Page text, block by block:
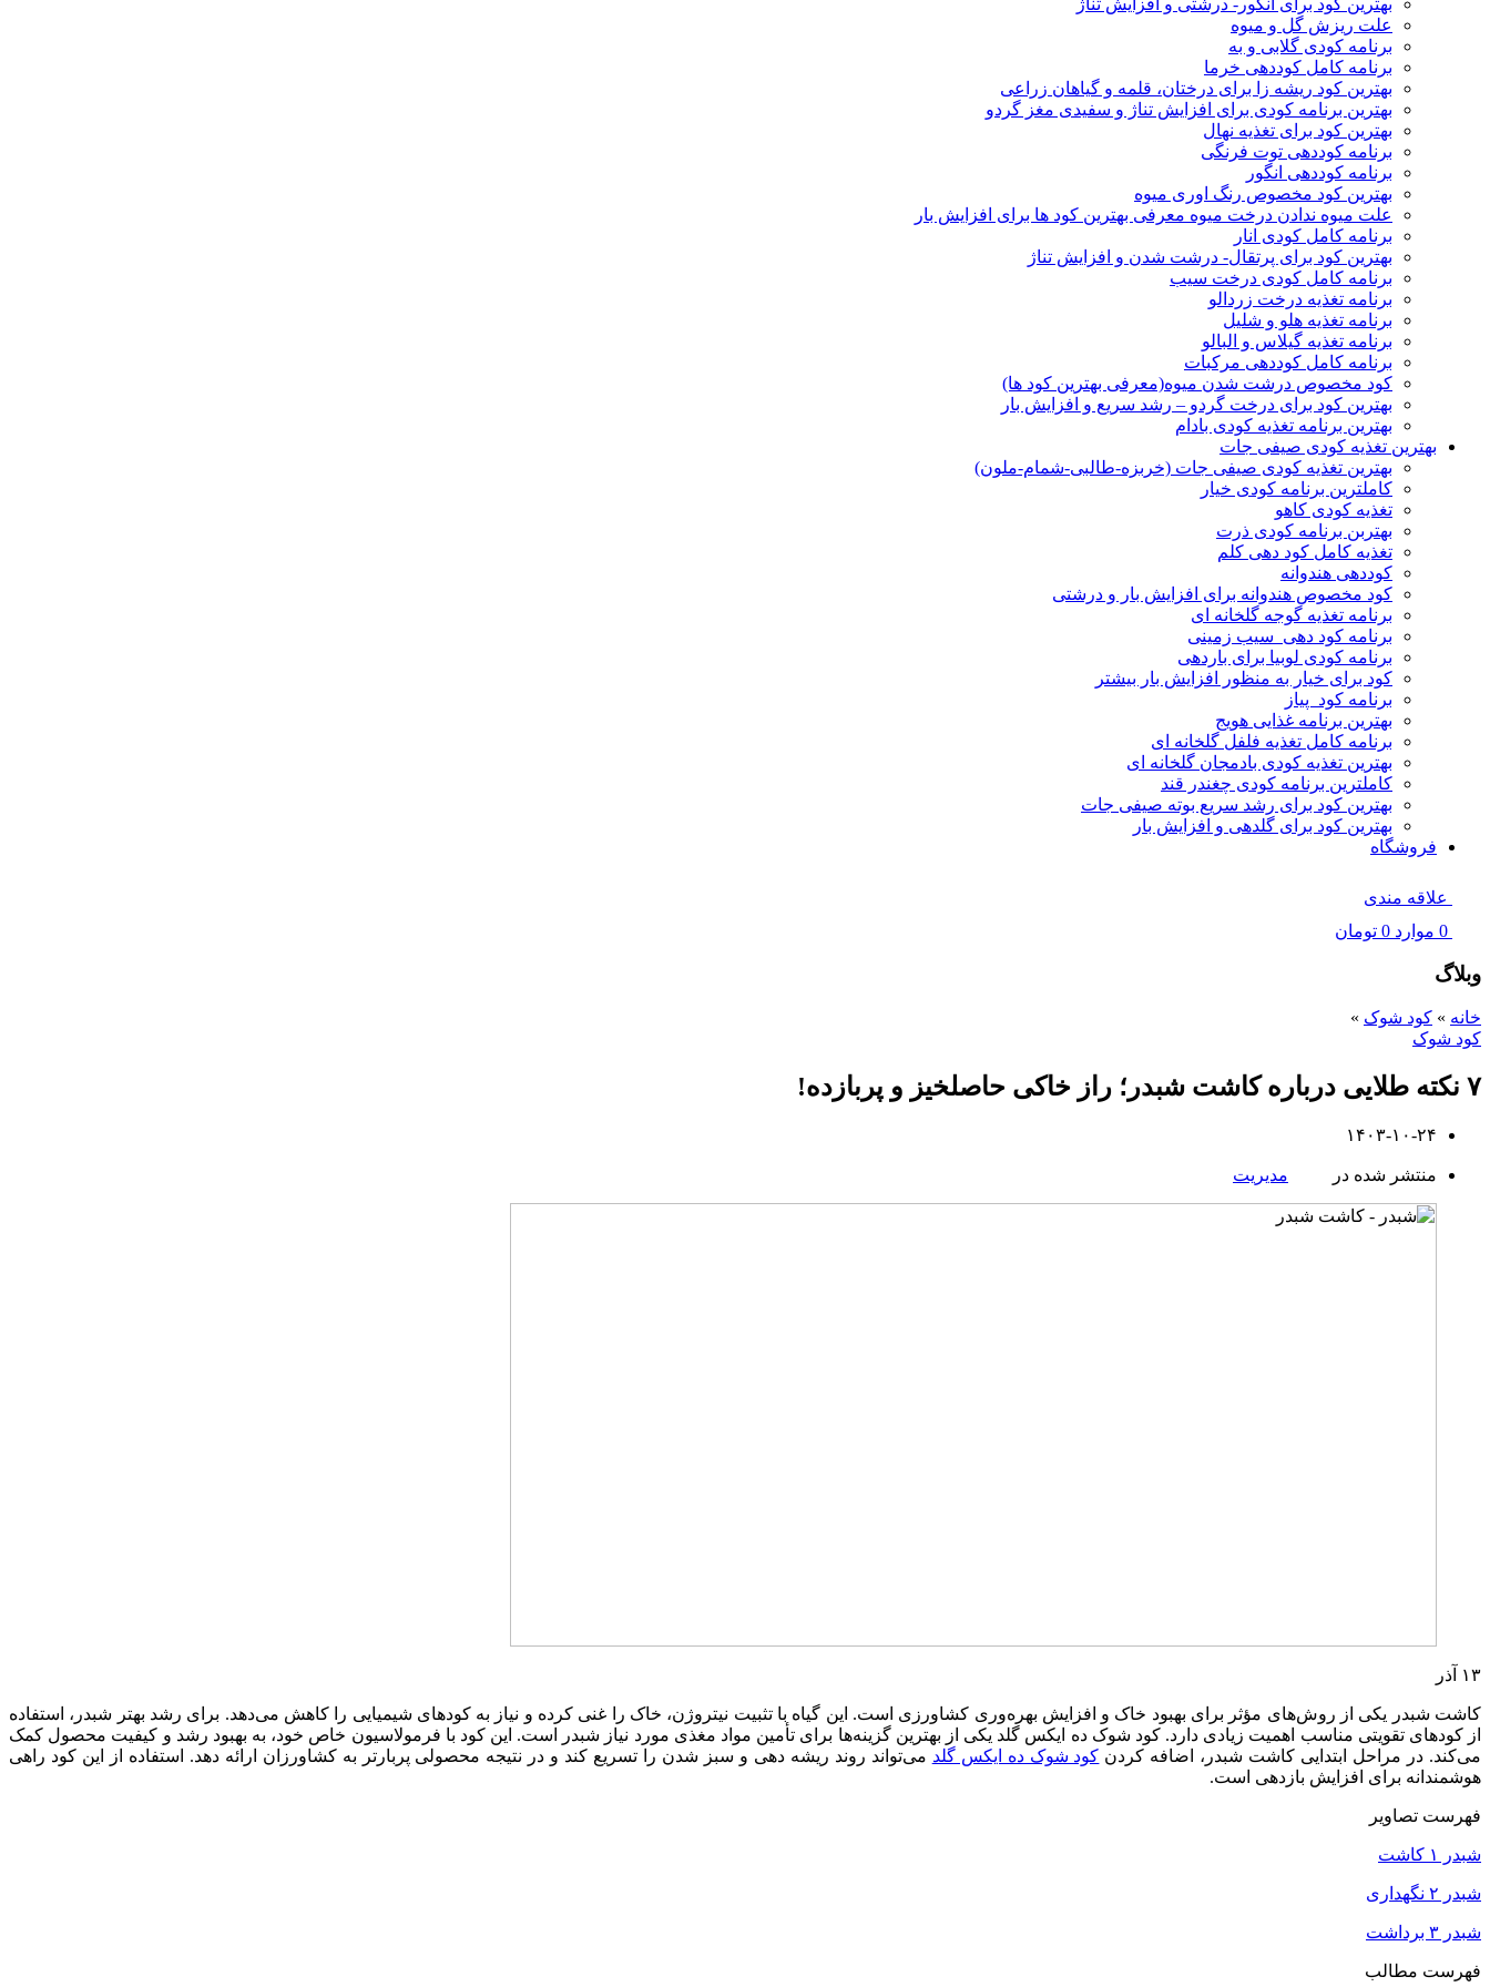
بهترین کود برای انگور- درشتی و افزایش تناژ
علت ریزش گل و میوه
برنامه کودی گلابی و به
برنامه کامل کوددهی خرما
بهترین کود ریشه زا برای درختان، قلمه و گیاهان زراعی
بهترین برنامه کودی برای افزایش تناژ و سفیدی مغز گردو
بهترین کود برای تغذیه نهال
برنامه کوددهی توت فرنگی
برنامه کوددهی انگور
بهترین کود مخصوص رنگ اوری میوه
علت میوه ندادن درخت میوه معرفی بهترین کود ها برای افزایش بار
برنامه کامل کودی انار
بهترین کود برای پرتقال- درشت شدن و افزایش تناژ
برنامه کامل کودی درخت سیب
برنامه تغذیه درخت زردالو
برنامه تغذیه هلو و شلیل
برنامه تغذیه گیلاس و البالو
برنامه کامل کوددهی مرکبات
کود مخصوص درشت شدن میوه(معرفی بهترین کود ها)
بهترین کود برای درخت گردو – رشد سریع و افزایش بار
بهترین برنامه تغذیه کودی بادام
بهترین تغذیه کودی صیفی جات
بهترین تغذیه کودی صیفی جات (خربزه-طالبی-شمام-ملون)
کاملترین برنامه کودی خیار
تغذیه کودی کاهو
بهتربن برنامه کودی ذرت
تغذیه کامل کود دهی کلم
کوددهی هندوانه
کود مخصوص هندوانه برای افزایش بار و درشتی
برنامه تغذیه گوجه گلخانه ای
برنامه کود دهی سیب زمینی
برنامه کودی لوبیا برای باردهی
کود برای خیار به منظور افزایش بار بیشتر
برنامه کود پیاز
بهترین برنامه غذایی هویج
برنامه کامل تغذیه فلفل گلخانه ای
بهترین تغذیه کودی بادمجان گلخانه ای
کاملترین برنامه کودی چغندر قند
بهترین کود برای رشد سریع بوته صیفی جات
بهترین کود برای گلدهی و افزایش بار
فروشگاه
علاقه مندی
0 موارد 0 تومان
وبلاگ
خانه » کود شوک »
کود شوک
۷ نکته طلایی درباره کاشت شبدر؛ راز خاکی حاصلخیز و پربازده!
۱۴۰۳-۱۰-۲۴
منتشر شده در مدیریت
۱۳ آذر
کاشت شبدر یکی از روش‌های مؤثر برای بهبود خاک و افزایش بهره‌وری کشاورزی است. این گیاه با تثبیت نیتروژن، خاک را غنی کرده و نیاز به کودهای شیمیایی را کاهش می‌دهد. برای رشد بهتر شبدر، استفاده
از کودهای تقویتی مناسب اهمیت زیادی دارد. کود شوک ده ایکس گلد یکی از بهترین گزینه‌ها برای تأمین مواد مغذی مورد نیاز شبدر است. این کود با فرمولاسیون خاص خود، به بهبود رشد و کیفیت محصول کمک
می‌کند. در مراحل ابتدایی کاشت شبدر، اضافه کردن کود شوک ده ایکس گلد می‌تواند روند ریشه ‌دهی و سبز شدن را تسریع کند و در نتیجه محصولی پربارتر به کشاورزان ارائه دهد. استفاده از این کود راهی
هوشمندانه برای افزایش بازدهی است.
فهرست تصاویر
شبدر ۱ کاشت
شبدر ۲ نگهداری
شبدر ۳ برداشت
فهرست مطالب